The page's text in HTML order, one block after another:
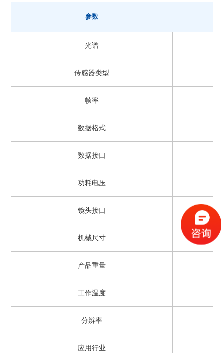
参数
光谱
传感器类型
帧率
数据格式
数据接口
功耗电压
镜头接口
机械尺寸
产品重量
工作温度
分辨率
应用行业